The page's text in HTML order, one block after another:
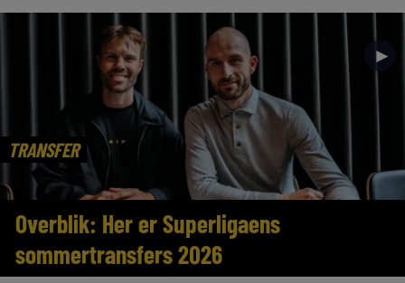
TRANSFER
►
Overblik: Her er Superligaens
sommertransfers 2026